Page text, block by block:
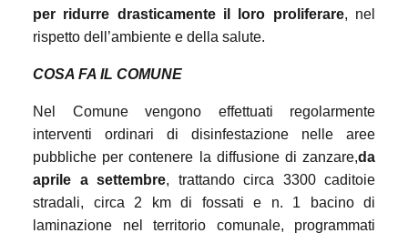
per ridurre drasticamente il loro proliferare, nel
rispetto dell’ambiente e della salute.
COSA FA IL COMUNE
Nel Comune vengono effettuati regolarmente
interventi ordinari di disinfestazione nelle aree
pubbliche per contenere la diffusione di zanzare,da
aprile a settembre, trattando circa 3300 caditoie
stradali, circa 2 km di fossati e n. 1 bacino di
laminazione nel territorio comunale, programmati